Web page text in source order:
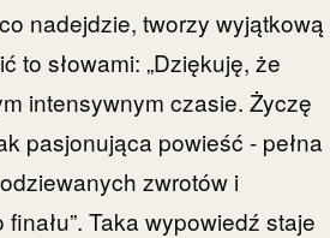
nadejdzie, tworzy wyjątkową
to słowami: „Dziękuję, że
intensywnym czasie. Życzę
pasjonująca powieść - pełna
zwrotów i
Taka wypowiedź staje